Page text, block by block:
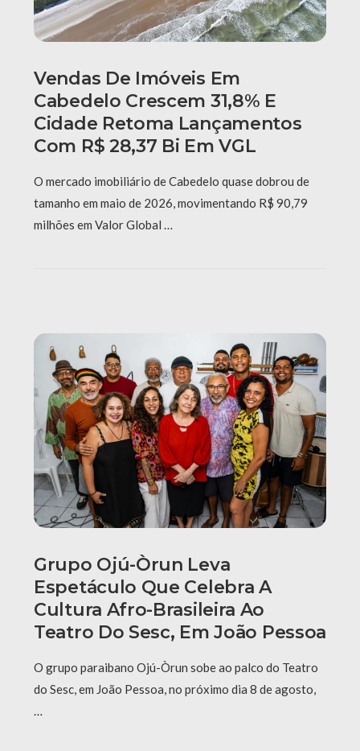
Vendas De Imóveis Em
Cabedelo Crescem 31,8% E
Cidade Retoma Lançamentos
Com R$ 28,37 Bi Em VGL
O mercado imobiliário de Cabedelo quase dobrou de
tamanho em maio de 2026, movimentando R$ 90,79
milhões em Valor Global …
Grupo Ojú-Òrun Leva
Espetáculo Que Celebra A
Cultura Afro-Brasileira Ao
Teatro Do Sesc, Em João Pessoa
O grupo paraibano Ojú-Òrun sobe ao palco do Teatro
do Sesc, em João Pessoa, no próximo dia 8 de agosto,
…